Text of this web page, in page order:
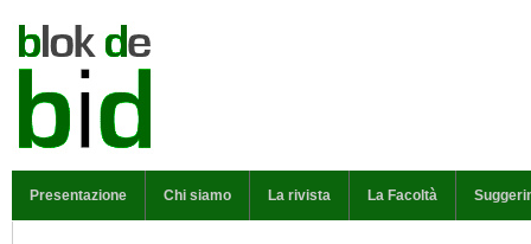
Presentazione Chi siamo La rivista La Facoltà